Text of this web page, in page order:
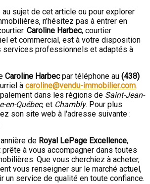
sujet de cet article ou pour explorer
n'hésitez pas à entrer en
Caroline Harbec, courtier
et commercial, est à votre disposition
professionnels et adaptés à
Caroline Harbecpar téléphone au (438)
à caroline@vendu-immobilier.com.
dans les régions de Saint-Jean-
en-Québec, et Chambly. Pour plus
son site web à l'adresse suivante :
de Royal LePage Excellence,
à vous accompagner dans toutes
Que vous cherchiez à acheter,
vous renseigner sur le marché actuel,
un service de qualité en toute confiance.